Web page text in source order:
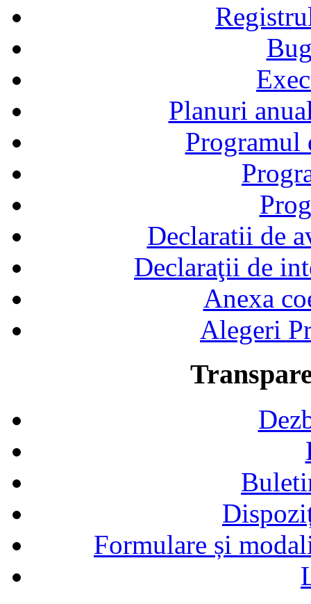
Planuri
Declaratii de
Declaraţii de
Anexa
Alegeri
Formulare și